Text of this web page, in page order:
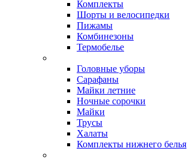
Комплекты
Шорты и велосипедки
Пижамы
Комбинезоны
Термобелье
Головные уборы
Сарафаны
Майки летние
Ночные сорочки
Майки
Трусы
Халаты
Комплекты нижнего белья